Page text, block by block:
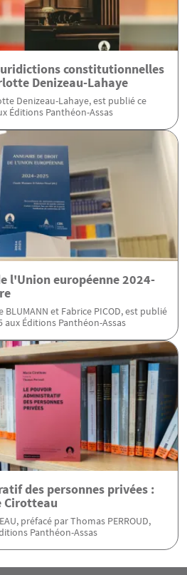
constitutionnelles
Denizeau-Lahaye
Denizeau-Lahaye, est publié ce
Éditions Panthéon-Assas
l'Union européenne 2024-
et Fabrice PICOD, est publié
Éditions Panthéon-Assas
des personnes privées :
Cirotteau
préfacé par Thomas PERROUD,
Panthéon-Assas